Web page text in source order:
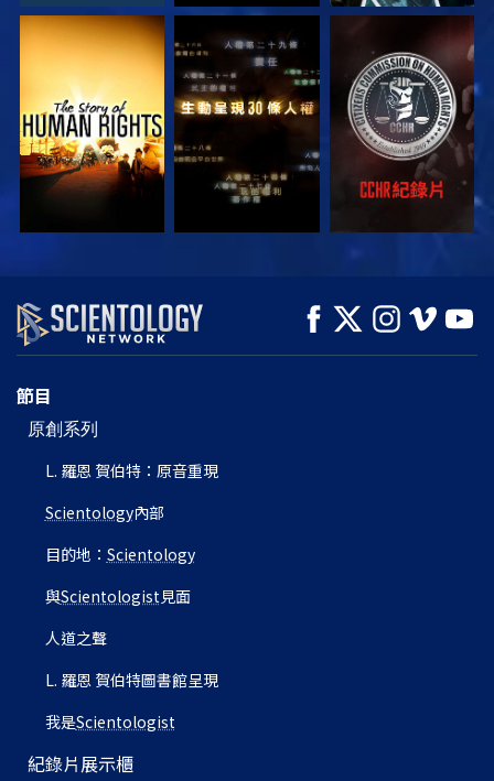
觀看 觀看 觀看
觀看 探索系列節目
節目
原創系列
L. 羅恩 賀伯特：原音重現
Scientology內部
目的地： Scientology
與Scientologist 見面
人道之聲
L. 羅恩 賀伯特圖書館呈現
我是Scientologist
紀錄片展示櫃